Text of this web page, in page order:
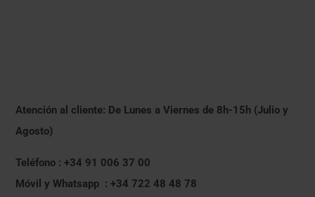
Atención al cliente: De Lunes a Viernes de 8h-15h (Julio y
Agosto)
Teléfono : +34 91 006 37 00
Móvil y Whatsapp : +34 722 48 48 78